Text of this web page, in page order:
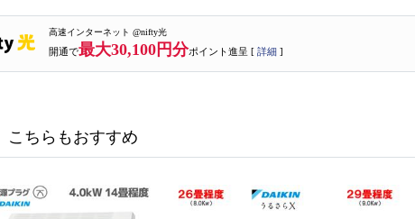
高速インターネット @nifty光
開通で最大30,100円分ポイント進呈 [ 詳細 ]
こちらもおすすめ